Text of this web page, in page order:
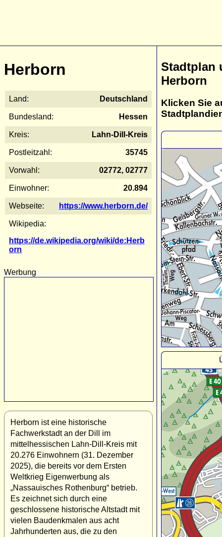
Herborn
Land: Deutschland
Bundesland: Hessen
Kreis: Lahn-Dill-Kreis
Postleitzahl: 35745
Vorwahl: 02772, 02777
Einwohner: 20.894
Webseite: https://www.herborn.de/
Wikipedia:
https://de.wikipedia.org/wiki/de:Herb
orn
Werbung
Herborn ist eine historische
Fachwerkstadt an der Dill im
mittelhessischen Lahn-Dill-Kreis mit
20.276 Einwohnern (31. Dezember
2025), die bereits vor dem Ersten
Weltkrieg Eigenwerbung als
„Nassauisches Rothenburg“ betrieb.
Es zeichnet sich durch eine
geschlossene historische Altstadt mit
vielen Baudenkmalen aus acht
Jahrhunderten aus, die zu den
Stadtplan
Herborn
Klicken Sie